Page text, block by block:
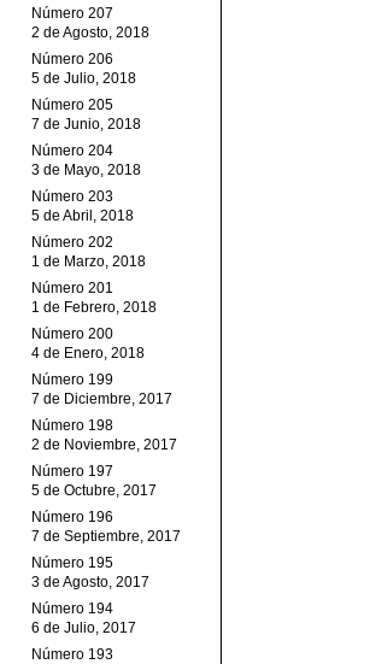
Número 207
2 de Agosto, 2018
Número 206
5 de Julio, 2018
Número 205
7 de Junio, 2018
Número 204
3 de Mayo, 2018
Número 203
5 de Abril, 2018
Número 202
1 de Marzo, 2018
Número 201
1 de Febrero, 2018
Número 200
4 de Enero, 2018
Número 199
7 de Diciembre, 2017
Número 198
2 de Noviembre, 2017
Número 197
5 de Octubre, 2017
Número 196
7 de Septiembre, 2017
Número 195
3 de Agosto, 2017
Número 194
6 de Julio, 2017
Número 193